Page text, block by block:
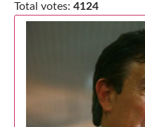
Total votes: 4124